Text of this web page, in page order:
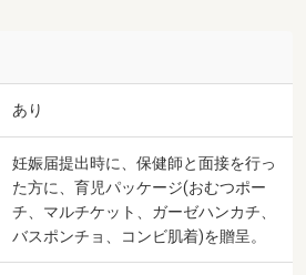
あり
妊娠届提出時に、保健師と面接を行っ
た方に、育児パッケージ(おむつポー
チ、マルチケット、ガーゼハンカチ、
バスポンチョ、コンビ肌着)を贈呈。